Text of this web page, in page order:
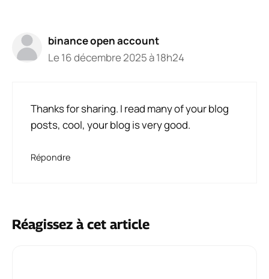
binance open account
Le 16 décembre 2025 à 18h24
Thanks for sharing. I read many of your blog
posts, cool, your blog is very good.
Répondre
Réagissez à cet article